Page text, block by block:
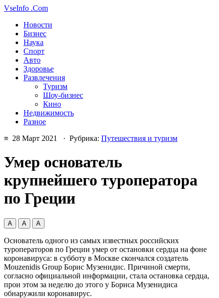
VseInfo .Com
Новости
Бизнес
Наука
Спорт
Авто
Здоровье
Развлечения
Туризм
Шоу-бизнес
Кино
Недвижимость
Разное
≡ 28 Март 2021 · Рубрика: Путешествия и туризм
Умер основатель
крупнейшего туроператора
по Греции
А А А
Основатель одного из самых известных российских
туроператоров по Греции умер от остановки сердца на фоне
коронавируса: в субботу в Москве скончался создатель
Mouzenidis Group Борис Музенидис. Причиной смерти,
согласно официальной информации, стала остановка сердца,
прои этом за неделю до этого у Бориса Музенидиса
обнаружили коронавирус.